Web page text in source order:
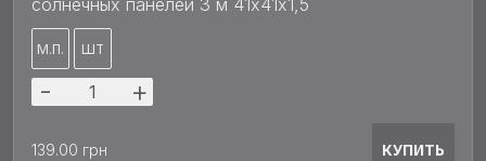
солнечных панелей 3 м 41х41x1,5
М.П. ШТ
- +
139.00 грн КУПИТЬ